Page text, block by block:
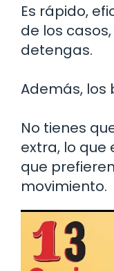
Es rápido,
de los
detengas.
Además, los
No tienes
extra, lo que
que
movimiento.